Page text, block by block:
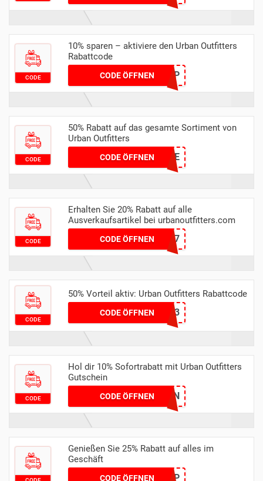
CODE
10% sparen – aktiviere den Urban Outfitters
Rabattcode
CODE ÖFFNENNEW2APP
CODE
50% Rabatt auf das gesamte Sortiment von
Urban Outfitters
CODE ÖFFNENCHEATCODE
CODE
Erhalten Sie 20% Rabatt auf alle
Ausverkaufsartikel bei urbanoutfitters.com
CODE ÖFFNEN
MDTRK96CM7
CODE
50% Vorteil aktiv: Urban Outfitters Rabattcode
CODE ÖFFNEN
N6468HSQ2R3
CODE
Hol dir 10% Sofortrabatt mit Urban Outfitters
Gutschein
CODE ÖFFNEN
MU5HREWZ5N
Genießen Sie 25% Rabatt auf alles im
Geschäft
CODE ÖFFNENWARMUP